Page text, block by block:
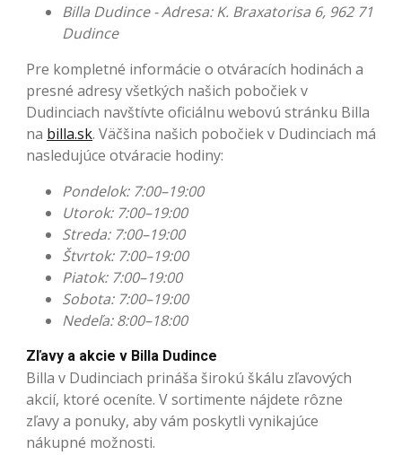
Billa Dudince - Adresa: K. Braxatorisa 6, 962 71
Dudince
Pre kompletné informácie o otváracích hodinách a
presné adresy všetkých našich pobočiek v
Dudinciach navštívte oficiálnu webovú stránku Billa
na billa.sk. Väčšina našich pobočiek v Dudinciach má
nasledujúce otváracie hodiny:
Pondelok: 7:00–19:00
Utorok: 7:00–19:00
Streda: 7:00–19:00
Štvrtok: 7:00–19:00
Piatok: 7:00–19:00
Sobota: 7:00–19:00
Nedeľa: 8:00–18:00
Zľavy a akcie v Billa Dudince
Billa v Dudinciach prináša širokú škálu zľavových
akcií, ktoré oceníte. V sortimente nájdete rôzne
zľavy a ponuky, aby vám poskytli vynikajúce
nákupné možnosti.